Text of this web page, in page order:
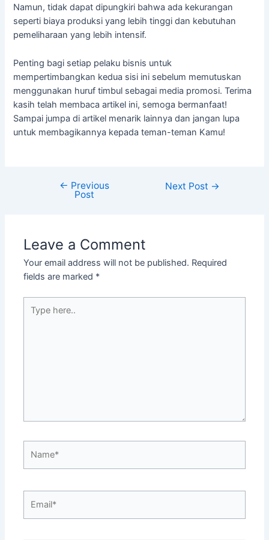
Namun, tidak dapat dipungkiri bahwa ada kekurangan
seperti biaya produksi yang lebih tinggi dan kebutuhan
pemeliharaan yang lebih intensif.
Penting bagi setiap pelaku bisnis untuk
mempertimbangkan kedua sisi ini sebelum memutuskan
menggunakan huruf timbul sebagai media promosi. Terima
kasih telah membaca artikel ini, semoga bermanfaat!
Sampai jumpa di artikel menarik lainnya dan jangan lupa
untuk membagikannya kepada teman-teman Kamu!
← Previous
Post
Next Post →
Leave a Comment
Your email address will not be published. Required
fields are marked *
here..